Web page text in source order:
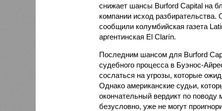
снижает шансы Burford Capital на
компании исход разбирательства.
сообщили колумбийская газета
аргентинская El Clarín.
Последним шансом для Burford
судебного процесса в Буэнос-
сослаться на угрозы, которые
Однако американские судьи,
окончательный вердикт по поводу
безусловно, уже не могут